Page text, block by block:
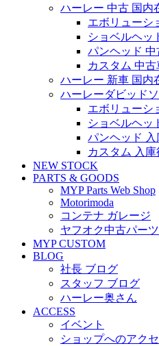
ハーレー 中古 国内
エボリューシ
ショベルヘッ
パンヘッド
カスタム 中
ハーレー 新車 国内
ハーレーダビッド
エボリューシ
ショベルヘッ
パンヘッド
カスタム 入
NEW STOCK
PARTS & GOODS
MYP Parts Web Shop
Motorimoda
コンテナ ガレージ
ヤフオク中古パーツ
MYP CUSTOM
BLOG
社長 ブログ
スタッフ ブログ
ハーレー奥さん
ACCESS
イベント
ショップへのアク